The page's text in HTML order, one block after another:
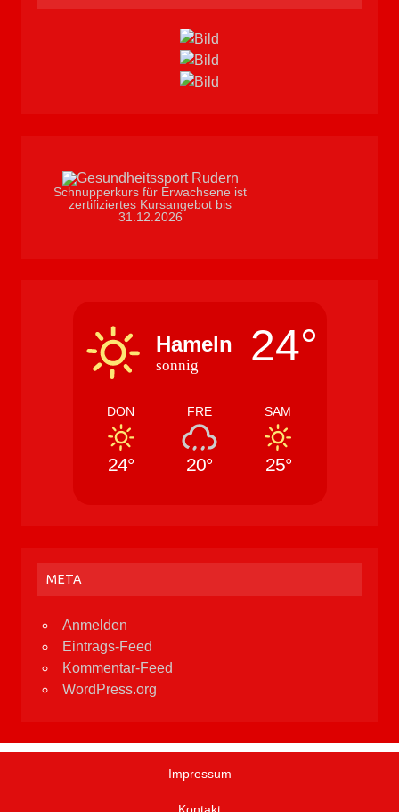
Schnupperkurs für Erwachsene ist
zertifiziertes Kursangebot bis
31.12.2026
Hameln
sonnig 24°
DON
24°
FRE
20°
SAM
25°
META
Anmelden
Eintrags-Feed
Kommentar-Feed
WordPress.org
Impressum